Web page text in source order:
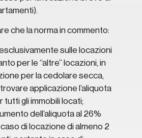
che la norma in commento:
sulle locazioni
per le “altre” locazioni, in
per la cedolare secca,
applicazione l’aliquota
tutti gli immobili locati;
dell’aliquota al 26%
di locazione di almeno 2